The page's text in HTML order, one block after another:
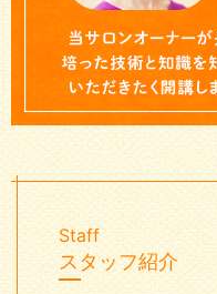
Staff
スタッフ紹介